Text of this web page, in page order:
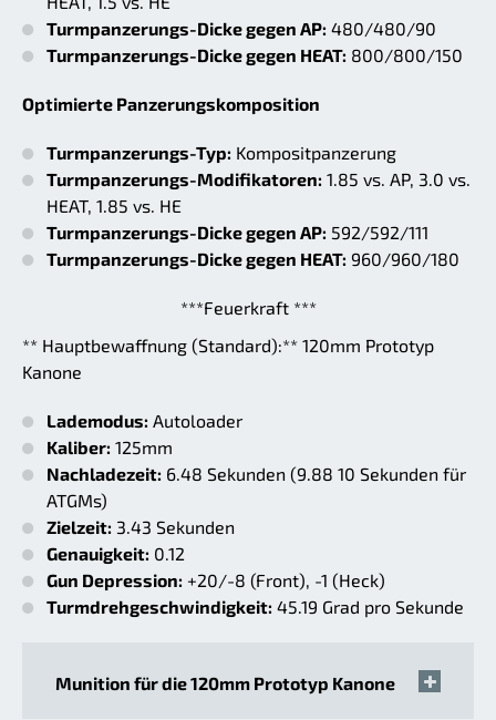
Turmpanzerungs-Dicke gegen AP: 480/480/90
Turmpanzerungs-Dicke gegen HEAT: 800/800/150
Optimierte Panzerungskomposition
Turmpanzerungs-Typ: Kompositpanzerung
Turmpanzerungs-Modifikatoren: 1.85 vs. AP, 3.0 vs.
HEAT, 1.85 vs. HE
Turmpanzerungs-Dicke gegen AP: 592/592/111
Turmpanzerungs-Dicke gegen HEAT: 960/960/180
***Feuerkraft ***
** Hauptbewaffnung (Standard):** 120mm Prototyp
Kanone
Lademodus: Autoloader
Kaliber: 125mm
Nachladezeit: 6.48 Sekunden (9.88 10 Sekunden für
ATGMs)
Zielzeit: 3.43 Sekunden
Genauigkeit: 0.12
Gun Depression: +20/-8 (Front), -1 (Heck)
Turmdrehgeschwindigkeit: 45.19 Grad pro Sekunde
Munition für die 120mm Prototyp Kanone